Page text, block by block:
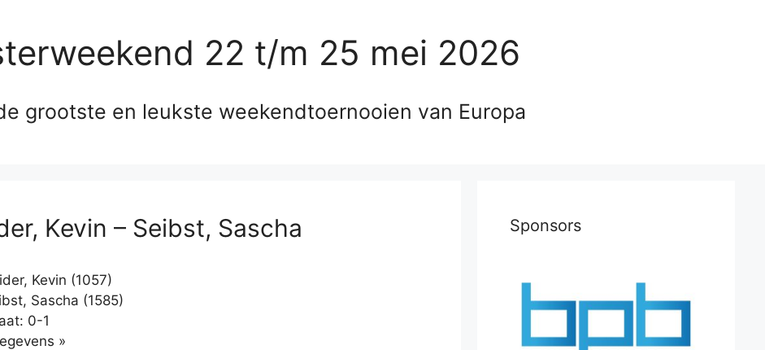
22 t/m 25 mei 2026
grootste en leukste weekendtoernooien van Europa
Kevin – Seibst, Sascha
Kevin (1057)
Sascha (1585)
0-1
»
Sponsors